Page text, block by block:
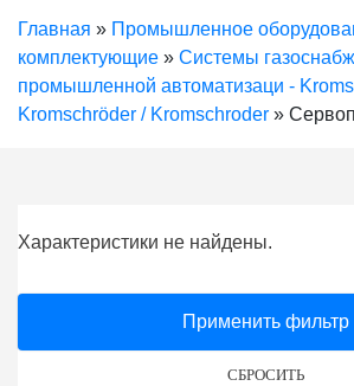
Главная » Промышленное
комплектующие » Системы
промышленной автоматизаци -
Kromschröder / Kromschroder »
Характеристики не найдены.
Применить фильтр
СБРОСИТЬ